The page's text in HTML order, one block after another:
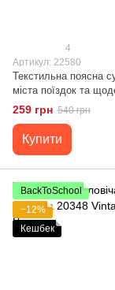
4
Артикул: 22580
Текстильна поясна
міста поїздок та
використання FABRA
Чорна
259 грн 540 грн
Купити
BackToSchool
−12%
Кешбек